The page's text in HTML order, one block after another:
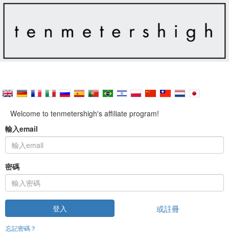
Welcome to tenmetershigh's affiliate program!
輸入email
密碼
登入 或註冊
忘記密碼？